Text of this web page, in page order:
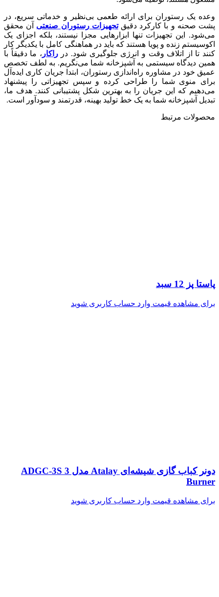
وعده یک رستوران برای ارائه طعمی بی‌نظیر و خدماتی سریع، در
پشت صحنه و با کارکرد دقیقتجهیزات رستوران صنعتی آن محقق
می‌شود. این تجهیزات تنها ابزارهایی مجزا نیستند، بلکه اجزای یک
اکوسیستم زنده و پویا هستند که باید در هماهنگی کامل با یکدیگر کار
کنند تا از اتلاف وقت و انرژی جلوگیری شود. درراکار ، ما دقیقاً با
همین دیدگاه سیستمی به آشپزخانه شما می‌نگریم. به لطف تخصص
عمیق خود در مشاوره راه‌اندازی رستوران، ابتدا جریان کاری ایده‌آل
برای منوی شما را طراحی کرده و سپس تجهیزاتی را پیشنهاد
می‌دهیم که این جریان را به بهترین شکل پشتیبانی کنند. هدف ما،
تبدیل آشپزخانه شما به یک خط تولید بهینه، قدرتمند و سودآور است.
محصولات مرتبط
پاستا پز 12 سبد
برای مشاهده قیمت وارد حساب کاربری شوید
دونر کباب گازی شیشه‌ای Atalay مدل ADGC-3S 3
Burner
برای مشاهده قیمت وارد حساب کاربری شوید